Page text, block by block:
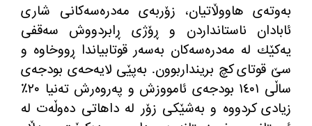
به‌وته‌ی هاووڵاتیان، زۆربه‌ی مه‌دره‌سه‌كانی شاری
ئابادان ناستانداردن و ڕۆژی ڕابردووش سه‌قفی
یه‌كێك له‌ مه‌دره‌سه‌كان به‌سه‌ر قوتابیاندا ڕووخاوه‌ و
سێ قوتای كچ برینداربوون. به‌پێی لایه‌حه‌ی بودجه‌ی
ساڵی ١٤٠١ بودجه‌ی ئامووزش و په‌روه‌رش ته‌نیا ٢٠٪
زیادی كردووه‌ و به‌شێكی زۆر له‌ داهاتی ده‌وڵه‌ت له‌